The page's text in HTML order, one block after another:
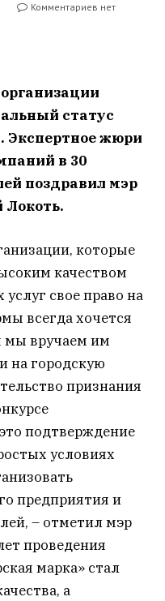
Комментариев нет
статус
Экспертное жюри
в 30
поздравил мэр
Локоть.
которые
качеством
свое право на
всегда хочется
мы вручаем им
на городскую
признания
подтверждение
условиях
предприятия и
– отметил мэр
проведения
марка» стал
а